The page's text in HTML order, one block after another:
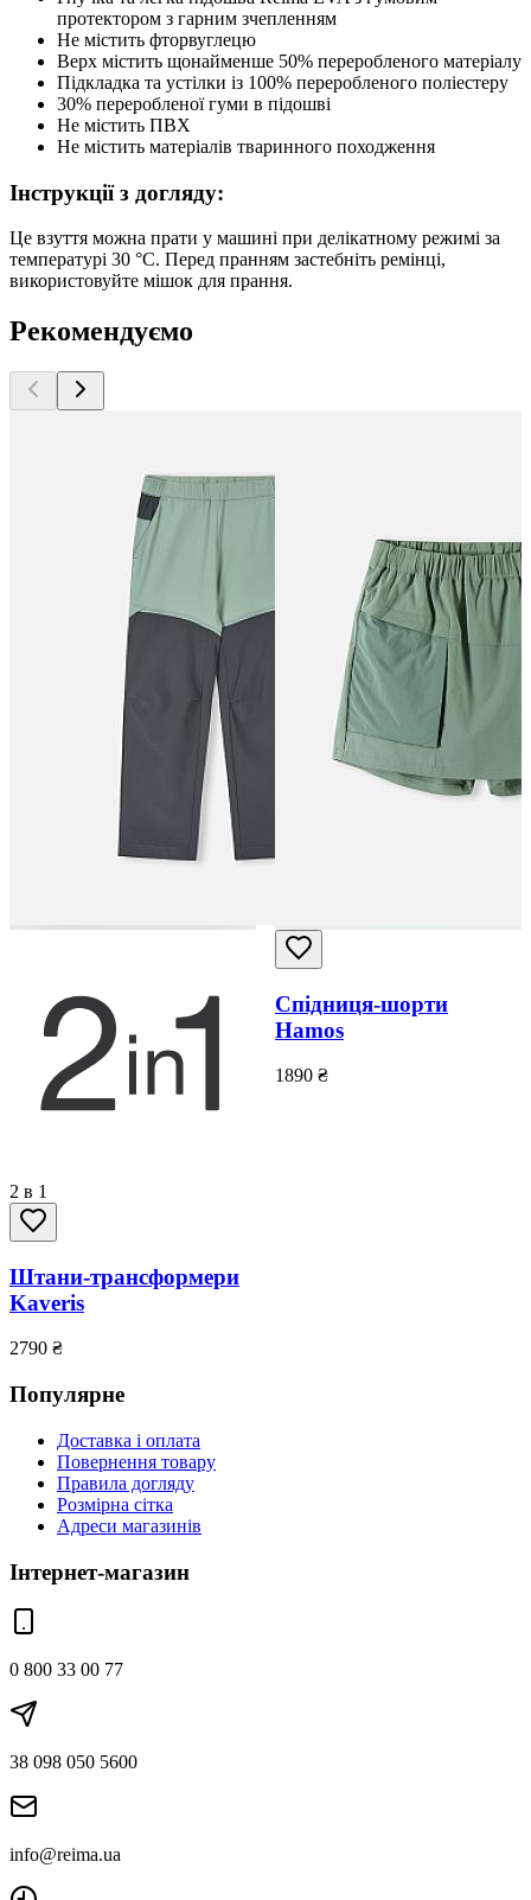
протектором з гарним зчепленням
Не містить фторвуглецю
Верх містить щонайменше 50% переробленого матеріалу
Підкладка та устілки із 100% переробленого поліестеру
30% переробленої гуми в підошві
Не містить ПВХ
Не містить матеріалів тваринного походження
Інструкції з догляду:
Це взуття можна прати у машині при делікатному режимі за
температурі 30 °C. Перед пранням застебніть ремінці,
використовуйте мішок для прання.
Рекомендуємо
2 в 1
Штани-трансформери
Kaveris
2790 ₴
Спідниця-шорти
Hamos
1890 ₴
Популярне
Доставка і оплата
Повернення товару
Правила догляду
Розмірна сітка
Адреси магазинів
Інтернет-магазин
0 800 33 00 77
38 098 050 5600
info@reima.ua